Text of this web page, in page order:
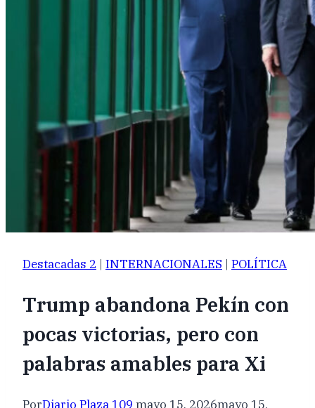
Destacadas 2 | INTERNACIONALES | POLÍTICA
Trump abandona Pekín con
pocas victorias, pero con
palabras amables para Xi
PorDiario Plaza 109 mayo 15, 2026mayo 15,